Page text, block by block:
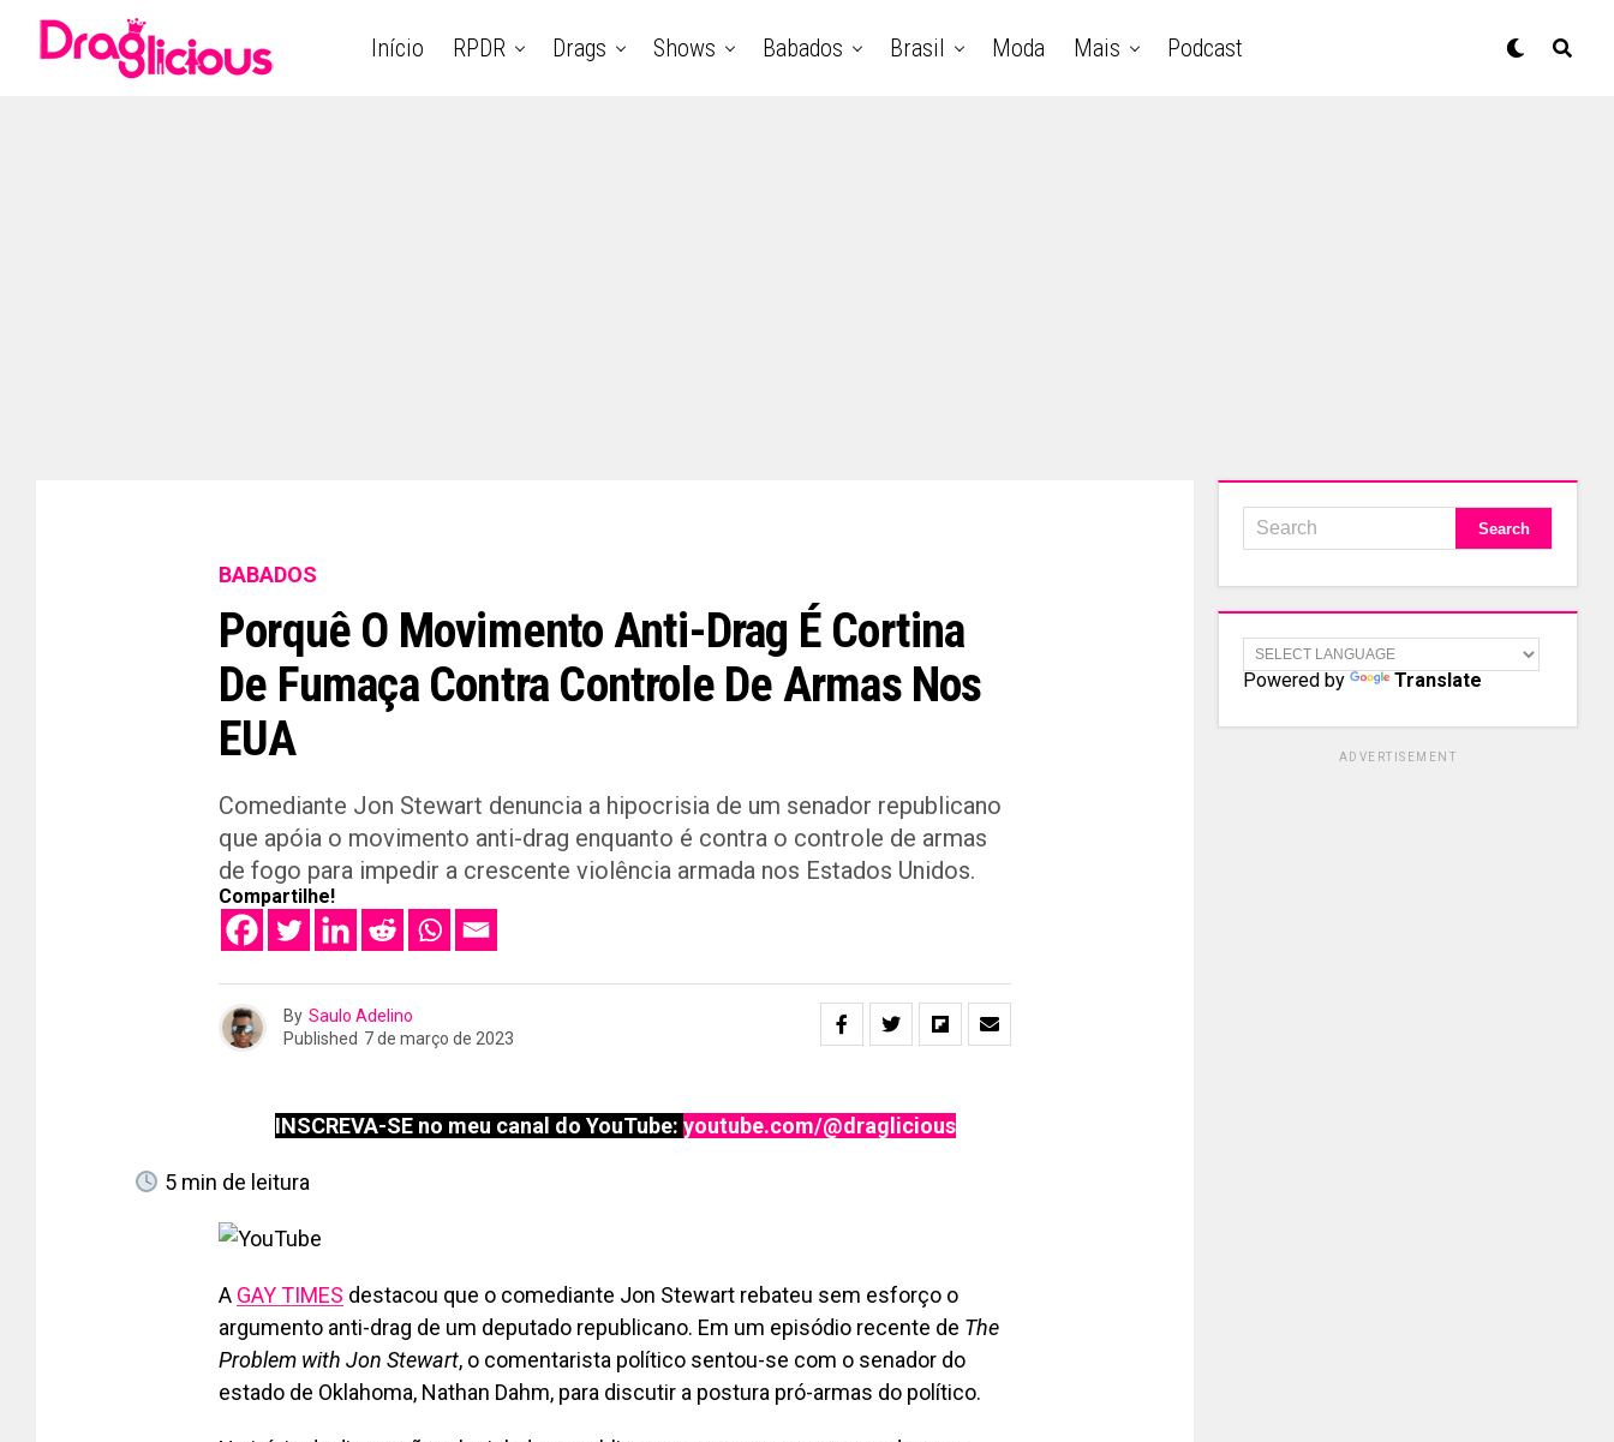
Início RPDR Drags Shows Babados Brasil Moda Mais Podcast
BABADOS
Porquê O Movimento Anti-Drag É Cortina
De Fumaça Contra Controle De Armas Nos
EUA
Comediante Jon Stewart denuncia a hipocrisia de um senador republicano
que apóia o movimento anti-drag enquanto é contra o controle de armas
de fogo para impedir a crescente violência armada nos Estados Unidos.
Compartilhe!
By Saulo Adelino
Published 7 de março de 2023
INSCREVA-SE no meu canal do YouTube: youtube.com/@draglicious
5 min de leitura
A GAY TIMES destacou que o comediante Jon Stewart rebateu sem esforço o
argumento anti-drag de um deputado republicano. Em um episódio recente de The
Problem with Jon Stewart, o comentarista político sentou-se com o senador do
estado de Oklahoma, Nathan Dahm, para discutir a postura pró-armas do político.
Powered by Translate
ADVERTISEMENT